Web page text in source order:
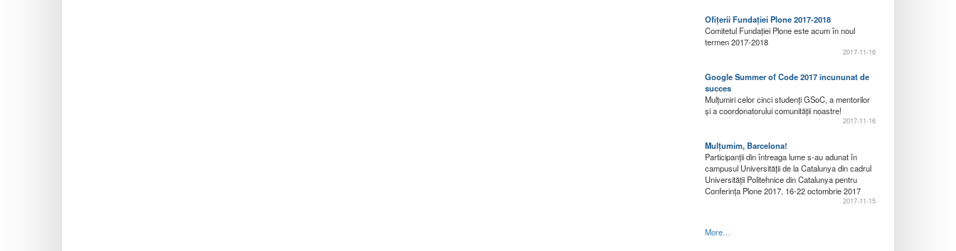
Ofițerii Fundației Plone 2017-2018
Comitetul Fundației Plone este acum în noul
termen 2017-2018
2017-11-16
Google Summer of Code 2017 încununat de
succes
Mulțumiri celor cinci studenți GSoC, a mentorilor
și a coordonatorului comunității noastre!
2017-11-16
Mulțumim, Barcelona!
Participanții din întreaga lume s-au adunat în
campusul Universității de la Catalunya din cadrul
Universității Politehnice din Catalunya pentru
Conferința Plone 2017, 16-22 octombrie 2017
2017-11-15
More…